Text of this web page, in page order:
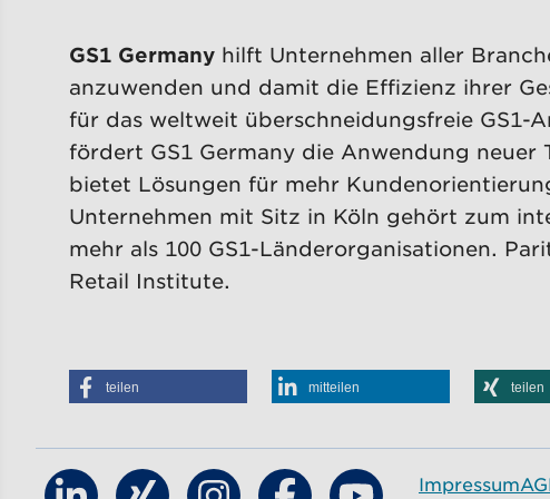
GS1 Germany hilft Unternehmen aller
anzuwenden und damit die Effizienz ihrer
für das weltweit überschneidungsfreie GS1-
fördert GS1 Germany die Anwendung
bietet Lösungen für mehr
Unternehmen mit Sitz in Köln gehört zum
mehr als 100 GS1-Länderorganisationen.
Retail Institute.
teilen mitteilen teilen
Impressum